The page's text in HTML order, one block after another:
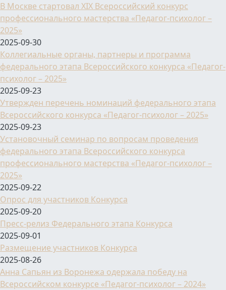
В Москве стартовал XIX Всероссийский конкурс
профессионального мастерства «Педагог-психолог –
2025»
2025-09-30
Коллегиальные органы, партнеры и программа
федерального этапа Всероссийского конкурса «Педагог-
психолог – 2025»
2025-09-23
Утвержден перечень номинаций федерального этапа
Всероссийского конкурса «Педагог-психолог – 2025»
2025-09-23
Установочный семинар по вопросам проведения
федерального этапа Всероссийского конкурса
профессионального мастерства «Педагог-психолог –
2025»
2025-09-22
Опрос для участников Конкурса
2025-09-20
Пресс-релиз Федерального этапа Конкурса
2025-09-01
Размещение участников Конкурса
2025-08-26
Анна Сапьян из Воронежа одержала победу на
Всероссийском конкурсе «Педагог-психолог – 2024»